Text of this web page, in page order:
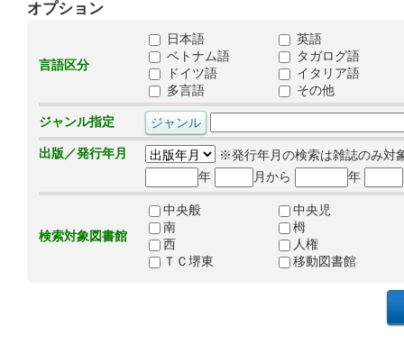
オプション
言語区分
日本語
英語
ベトナム語
タガログ語
ドイツ語
イタリア語
多言語
その他
ジャンル指定
出版／発行年月
※発行年月の検索は雑誌のみ対
年
月から 年
検索対象図書館
中央般
中央児
南
栂
西
人権
ＴＣ堺東
移動図書館